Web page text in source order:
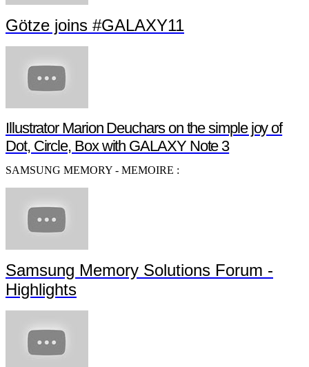
Götze joins #GALAXY11
Illustrator Marion Deuchars on the simple joy of
Dot, Circle, Box with GALAXY Note 3
SAMSUNG MEMORY - MEMOIRE :
Samsung Memory Solutions Forum -
Highlights